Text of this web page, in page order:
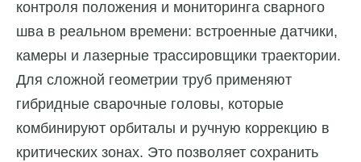
контроля положения и мониторинга сварного
шва в реальном времени: встроенные датчики,
камеры и лазерные трассировщики траектории.
Для сложной геометрии труб применяют
гибридные сварочные головы, которые
комбинируют орбиталы и ручную коррекцию в
критических зонах. Это позволяет сохранить